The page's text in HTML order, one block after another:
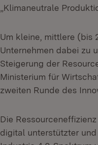
„Klimaneutrale
Um kleine, mittlere (bis
Unternehmen dabei zu
Steigerung der
Ministerium für
zweiten Runde des
Die
digital unterstützter